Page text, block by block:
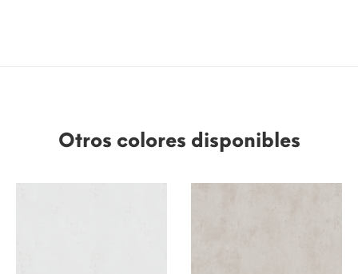
Otros colores disponibles